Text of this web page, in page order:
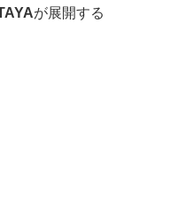
が展開する